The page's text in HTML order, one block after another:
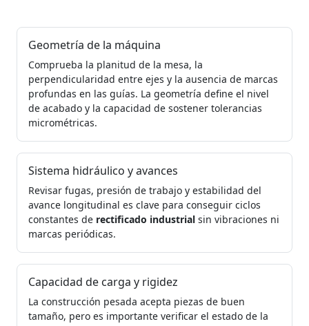
Geometría de la máquina
Comprueba la planitud de la mesa, la
perpendicularidad entre ejes y la ausencia de marcas
profundas en las guías. La geometría define el nivel
de acabado y la capacidad de sostener tolerancias
micrométricas.
Sistema hidráulico y avances
Revisar fugas, presión de trabajo y estabilidad del
avance longitudinal es clave para conseguir ciclos
constantes de rectificado industrial sin vibraciones ni
marcas periódicas.
Capacidad de carga y rigidez
La construcción pesada acepta piezas de buen
tamaño, pero es importante verificar el estado de la